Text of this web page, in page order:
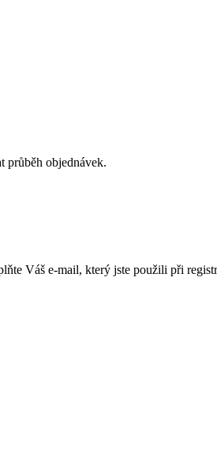
průběh objednávek.
Váš e-mail, který jste použili při